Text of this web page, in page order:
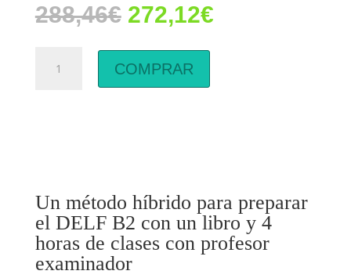
288,46€ El
precio
original
era:
288,46€.
272,12€El
híbrido COMPRAR
Un método híbrido para preparar
el DELF B2 con un libro y 4
horas de clases con profesor
examinador